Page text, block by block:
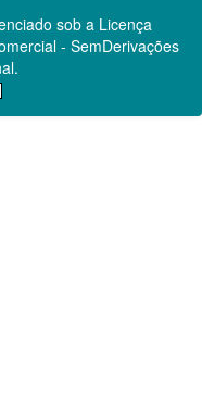
sob a Licença
- SemDerivações